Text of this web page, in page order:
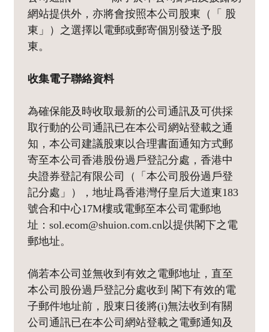
網站提供外，亦將會按照本公司股東（「 股
東」）之選擇以電郵或郵寄個別發送予股
東。
收集電子聯絡資料
為確保能及時收取最新的公司通訊及可供採
取行動的公司通訊已在本公司網站登載之通
知，本公司建議股東以合理書面通知方式郵
寄至本公司香港股份過戶登記分處，香港中
央證券登記有限公司（「本公司股份過戶登
記分處」），地址爲香港灣仔皇后大道東183
號合和中心17M樓或電郵至本公司電郵地
址：sol.ecom@shuion.com.cn以提供閣下之電
郵地址。
倘若本公司並無收到有效之電郵地址，直至
本公司股份過戶登記分處收到 閣下有效的電
子郵件地址前，股東日後將(i)無法收到有關
公司通訊已在本公司網站登載之電郵通知及